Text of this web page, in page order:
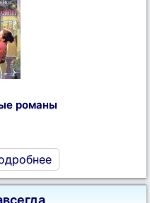
романы